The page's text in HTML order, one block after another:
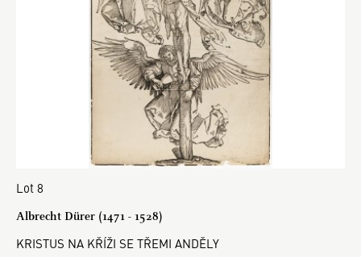
Lot 8
Albrecht Dürer (1471 - 1528)
KRISTUS NA KŘÍŽI SE TŘEMI ANDĚLY